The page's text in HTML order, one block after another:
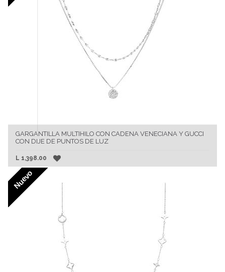
GARGANTILLA MULTIHILO CON CADENA VENECIANA Y GUCCI
CON DIJE DE PUNTOS DE LUZ
L 1,398.00
Nuevo